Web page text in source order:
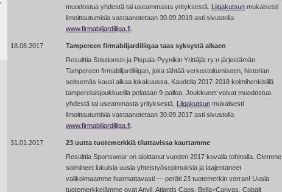
muodostua yhdestä tai useammasta yrityksestä. Liigakutsunmukaisesti
ilmoittautumisia vastaanotetaan 30.09.2019 asti sivustolla
www.firmabiljardiliiga.fi.
18.08.2017
Tampereen firmabiljardiliigaa taas syksystä alkaen
Resulttia Solutionsin ja Pispala-Pyynikin Yrittäjät ry:n järjestämän
Tampereen firmabiljardiliigan, joka tähtää verkostoitumiseen, historian
seitsemäs kausi alkaa lokakuussa. Kaudella 2017-2018 kolmihenkisillä
tamperelaisjoukkueilla pelataan 9-palloa. Joukkueet voivat muodostua
yhdestä tai useammasta yrityksestä. Liigakutsunmukaisesti
ilmoittautumisia vastaanotetaan 30.09.2017 asti sivustolla
www.firmabiljardiliiga.fi.
31.01.2017
23 uutta tuotemerkkiä tilattavissa kauttamme
Resulttia Sportswear on aloittanut vuoden 2017 kovalla tohinalla. Olemme
solmineet lukuisia uusia yhteistyösopimuksia ja laajentaneet
valikoimaamme huomattavasti — peräti 23 tuotemerkin verran! Uusia
tuotemerkkejämme ovat Anvil, Atlantis Caps, Bella+Canvas, Cobalt